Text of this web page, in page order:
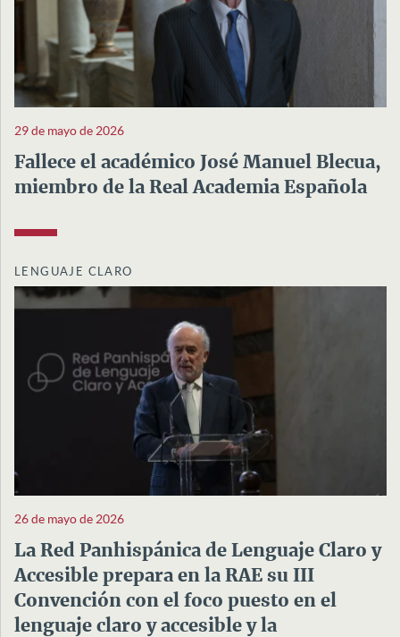
29 de mayo de 2026
Fallece el académico José Manuel Blecua,
miembro de la Real Academia Española
LENGUAJE CLARO
26 de mayo de 2026
La Red Panhispánica de Lenguaje Claro y
Accesible prepara en la RAE su III
Convención con el foco puesto en el
lenguaje claro y accesible y la